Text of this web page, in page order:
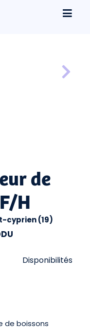
de
H
cyprien (19)
Disponibilités
de boissons